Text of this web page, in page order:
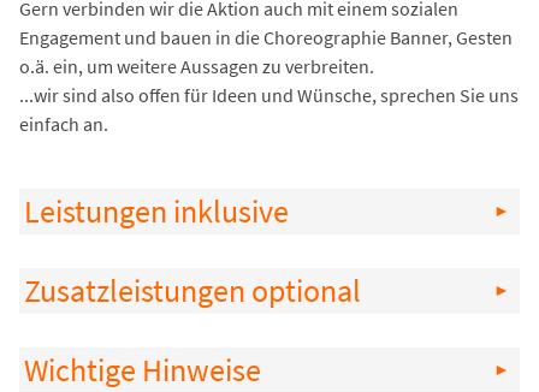
Gern verbinden wir die Aktion auch mit einem sozialen
Engagement und bauen in die Choreographie Banner, Gesten
o.ä. ein, um weitere Aussagen zu verbreiten.
...wir sind also offen für Ideen und Wünsche, sprechen Sie uns
einfach an.
Leistungen inklusive
Zusatzleistungen optional
Wichtige Hinweise